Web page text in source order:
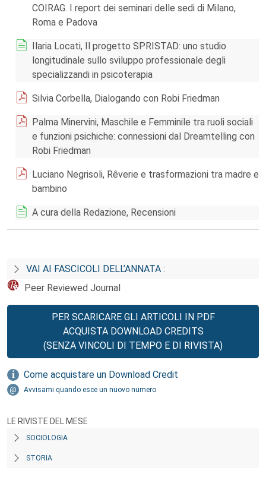
COIRAG. I report dei seminari delle sedi di Milano,
Roma e Padova
Ilaria Locati, Il progetto SPRISTAD: uno studio
longitudinale sullo sviluppo professionale degli
specializzandi in psicoterapia
Silvia Corbella, Dialogando con Robi Friedman
Palma Minervini, Maschile e Femminile tra ruoli sociali
e funzioni psichiche: connessioni dal Dreamtelling con
Robi Friedman
Luciano Negrisoli, Rêverie e trasformazioni tra madre e
bambino
A cura della Redazione, Recensioni
VAI AI FASCICOLI DELL’ANNATA :
Peer Reviewed Journal
PER SCARICARE GLI ARTICOLI IN PDF
ACQUISTA DOWNLOAD CREDITS
(SENZA VINCOLI DI TEMPO E DI RIVISTA)
Come acquistare un Download Credit
Avvisami quando esce un nuovo numero
LE RIVISTE DEL MESE
SOCIOLOGIA
STORIA